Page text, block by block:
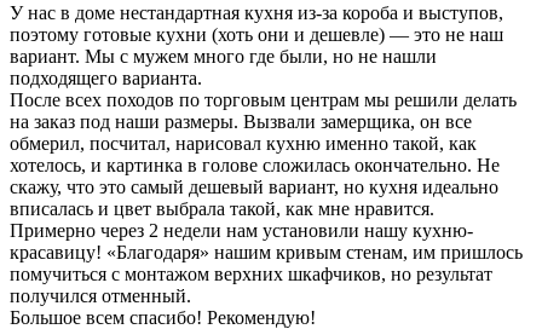
У нас в доме нестандартная кухня из-за короба и выступов,
поэтому готовые кухни (хоть они и дешевле) — это не наш
вариант. Мы с мужем много где были, но не нашли
подходящего варианта.
После всех походов по торговым центрам мы решили делать
на заказ под наши размеры. Вызвали замерщика, он все
обмерил, посчитал, нарисовал кухню именно такой, как
хотелось, и картинка в голове сложилась окончательно. Не
скажу, что это самый дешевый вариант, но кухня идеально
вписалась и цвет выбрала такой, как мне нравится.
Примерно через 2 недели нам установили нашу кухню-
красавицу! «Благодаря» нашим кривым стенам, им пришлось
помучиться с монтажом верхних шкафчиков, но результат
получился отменный.
Большое всем спасибо! Рекомендую!